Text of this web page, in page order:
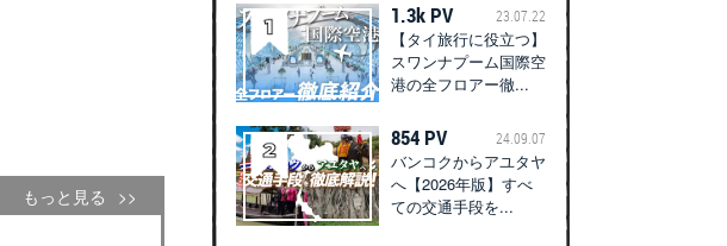
もっと見る
1.3k PV 23.07.22
【タイ旅行に役立つ】
スワンナプーム国際空
港の全フロアー徹...
854 PV 24.09.07
バンコクからアユタヤ
へ【2026年版】すべ
ての交通手段を...